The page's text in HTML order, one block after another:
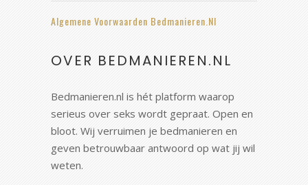
Algemene Voorwaarden Bedmanieren.nl
OVER BEDMANIEREN.NL
Bedmanieren.nl is hét platform waarop
serieus over seks wordt gepraat. Open en
bloot. Wij verruimen je bedmanieren en
geven betrouwbaar antwoord op wat jij wil
weten.